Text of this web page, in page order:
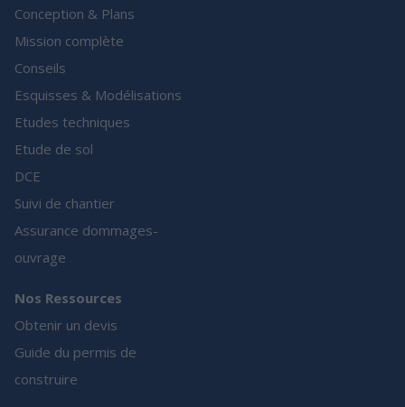
Conception & Plans
Mission complète
Conseils
Esquisses & Modélisations
Etudes techniques
Etude de sol
DCE
Suivi de chantier
Assurance dommages-
ouvrage
Nos Ressources
Obtenir un devis
Guide du permis de
construire